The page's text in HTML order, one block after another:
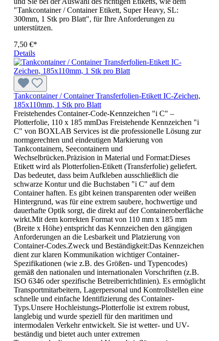
"Tankcontainer / Container Etikett, Super Heavy, SL:
300mm, 1 Stk pro Blatt", für Ihre Anforderungen zu
unterstützen.
7,50 €*
Details
Tankcontainer / Container Transferfolien-Etikett IC-Zeichen,
185x110mm, 1 Stk pro Blatt
Freistehendes Container-Code-Kennzeichen "i C" –
Plotterfolie, 110 x 185 mmDas Freistehende Kennzeichen "i
C" von BOXLAB Services ist die professionelle Lösung zur
normgerechten und eindeutigen Markierung von
Tankcontainern, Seecontainern und
Wechselbrücken.Präzision in Material und Format:Dieses
Etikett wird als Plotterfolien-Etikett (Transferfolie) geliefert.
Das bedeutet, dass beim Aufkleben ausschließlich die
schwarze Kontur und die Buchstaben "i C" auf dem
Container haften. Es gibt keinen transparenten oder weißen
Hintergrund, was für eine extrem saubere, hochwertige und
dauerhafte Optik sorgt, die direkt auf der Containeroberfläche
wirkt.Mit dem korrekten Format von 110 mm x 185 mm
(Breite x Höhe) entspricht das Kennzeichen den gängigen
Anforderungen an die Lesbarkeit und Platzierung von
Container-Codes.Zweck und Beständigkeit:Das Kennzeichen
dient zur klaren Kommunikation wichtiger Container-
Spezifikationen (wie z.B. des Größen- und Typencodes)
gemäß den nationalen und internationalen Vorschriften (z.B.
ISO 6346 oder spezifische Betreiberrichtlinien). Es ermöglicht
Transportmitarbeitern, Lagerpersonal und Kontrollstellen eine
schnelle und einfache Identifizierung des Container-
Typs.Unsere Hochleistungs-Plotterfolie ist extrem robust,
langlebig und wurde speziell für den maritimen und
intermodalen Verkehr entwickelt. Sie ist wetter- und UV-
beständig und bietet auch unter extremen